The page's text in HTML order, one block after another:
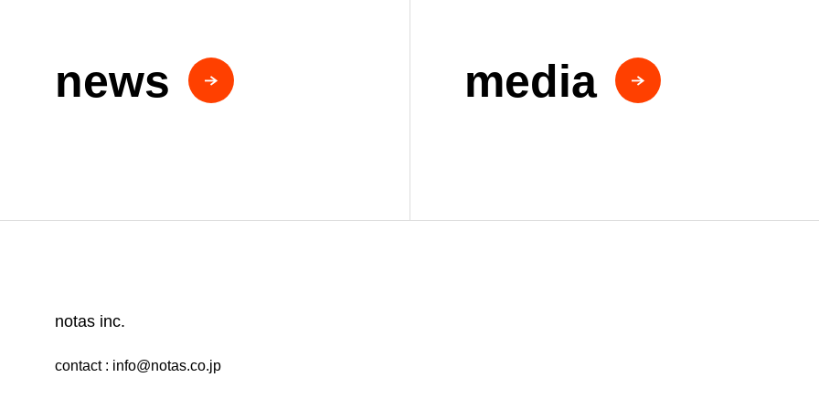
news media
notas inc.
contact : info@notas.co.jp